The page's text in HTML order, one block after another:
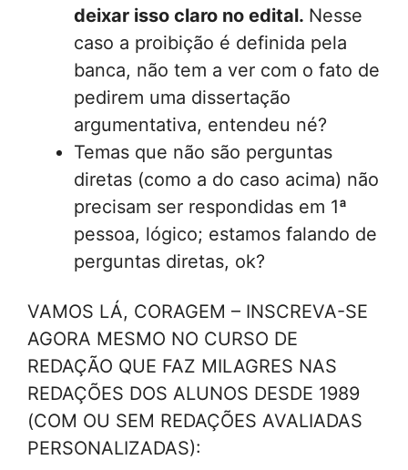
deixar isso claro no edital. Nesse
caso a proibição é definida pela
banca, não tem a ver com o fato de
pedirem uma dissertação
argumentativa, entendeu né?
Temas que não são perguntas
diretas (como a do caso acima) não
precisam ser respondidas em 1ª
pessoa, lógico; estamos falando de
perguntas diretas, ok?
VAMOS LÁ, CORAGEM – INSCREVA-SE
AGORA MESMO NO CURSO DE
REDAÇÃO QUE FAZ MILAGRES NAS
REDAÇÕES DOS ALUNOS DESDE 1989
(COM OU SEM REDAÇÕES AVALIADAS
PERSONALIZADAS):